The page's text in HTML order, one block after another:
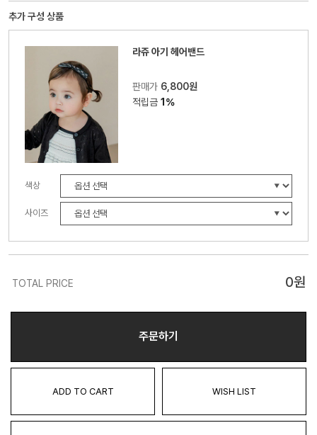
추가 구성 상품
라쥬 아기 헤어밴드
판매가 6,800원
적립금1%
색상
사이즈
TOTAL PRICE 0원
주문하기
ADD TO CART WISH LIST